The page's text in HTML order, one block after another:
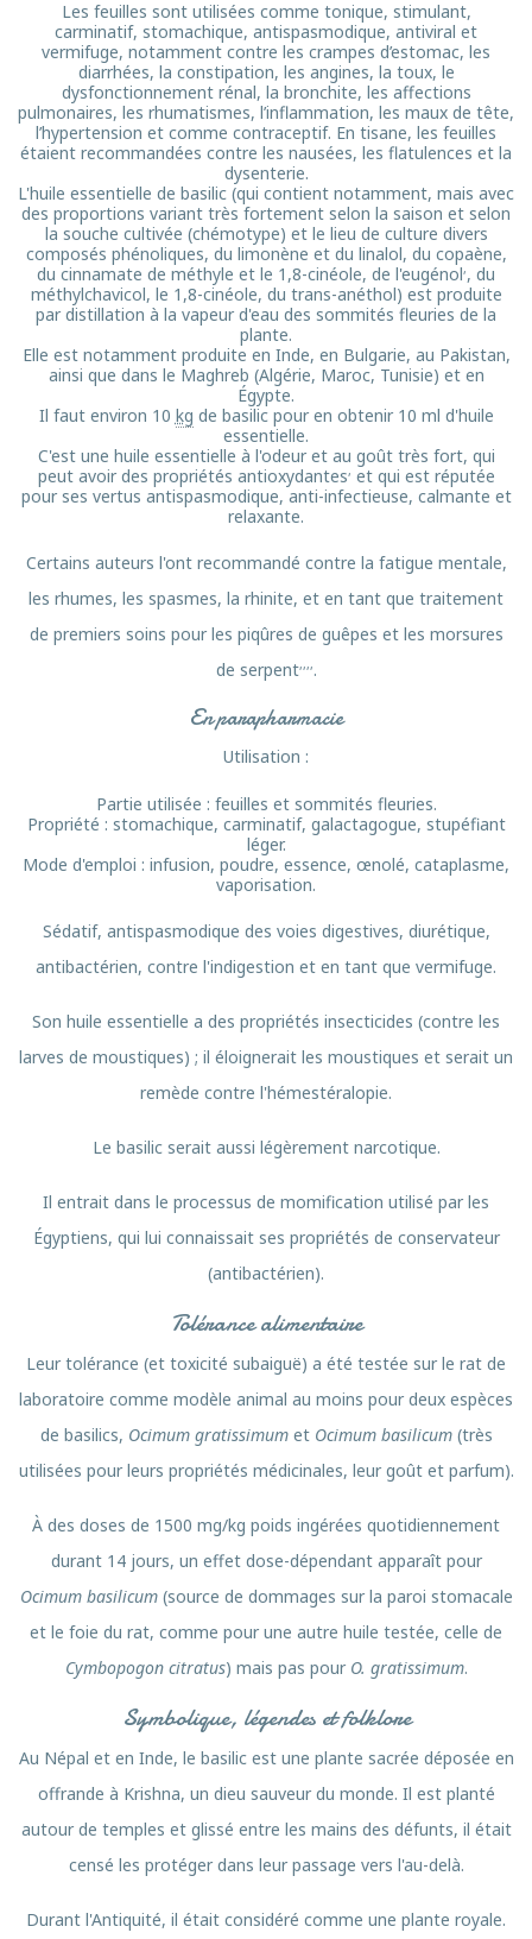
Les feuilles sont utilisées comme tonique, stimulant,
carminatif, stomachique, antispasmodique, antiviral et
vermifuge, notamment contre les crampes d’estomac, les
diarrhées, la constipation, les angines, la toux, le
dysfonctionnement rénal, la bronchite, les affections
pulmonaires, les rhumatismes, l’inflammation, les maux de tête,
l’hypertension et comme contraceptif. En tisane, les feuilles
étaient recommandées contre les nausées, les flatulences et la
dysenterie.
L'huile essentielle de basilic (qui contient notamment, mais avec
des proportions variant très fortement selon la saison et selon
la souche cultivée (chémotype) et le lieu de culture divers
composés phénoliques, du limonène et du linalol, du copaène,
du cinnamate de méthyle et le 1,8-cinéole, de l'eugénol,, du
méthylchavicol, le 1,8-cinéole, du trans-anéthol) est produite
par distillation à la vapeur d'eau des sommités fleuries de la
plante.
Elle est notamment produite en Inde, en Bulgarie, au Pakistan,
ainsi que dans le Maghreb (Algérie, Maroc, Tunisie) et en
Égypte.
Il faut environ 10 kg de basilic pour en obtenir 10 ml d'huile
essentielle.
C'est une huile essentielle à l'odeur et au goût très fort, qui
peut avoir des propriétés antioxydantes, et qui est réputée
pour ses vertus antispasmodique, anti-infectieuse, calmante et
relaxante.
Certains auteurs l'ont recommandé contre la fatigue mentale,
les rhumes, les spasmes, la rhinite, et en tant que traitement
de premiers soins pour les piqûres de guêpes et les morsures
de serpent,,,,.
En parapharmacie
Utilisation :
Partie utilisée : feuilles et sommités fleuries.
Propriété : stomachique, carminatif, galactagogue, stupéfiant
léger.
Mode d'emploi : infusion, poudre, essence, œnolé, cataplasme,
vaporisation.
Sédatif, antispasmodique des voies digestives, diurétique,
antibactérien, contre l'indigestion et en tant que vermifuge.
Son huile essentielle a des propriétés insecticides (contre les
larves de moustiques) ; il éloignerait les moustiques et serait un
remède contre l'hémestéralopie.
Le basilic serait aussi légèrement narcotique.
Il entrait dans le processus de momification utilisé par les
Égyptiens, qui lui connaissait ses propriétés de conservateur
(antibactérien).
Tolérance alimentaire
Leur tolérance (et toxicité subaiguë) a été testée sur le rat de
laboratoire comme modèle animal au moins pour deux espèces
de basilics, Ocimum gratissimum etOcimum basilicum(très
utilisées pour leurs propriétés médicinales, leur goût et parfum).
À des doses de 1500 mg/kg poids ingérées quotidiennement
durant 14 jours, un effet dose-dépendant apparaît pour
Ocimum basilicum(source de dommages sur la paroi stomacale
et le foie du rat, comme pour une autre huile testée, celle de
Cymbopogon citratus) mais pas pour O. gratissimum.
Symbolique, légendes et folklore
Au Népal et en Inde, le basilic est une plante sacrée déposée en
offrande à Krishna, un dieu sauveur du monde. Il est planté
autour de temples et glissé entre les mains des défunts, il était
censé les protéger dans leur passage vers l'au-delà.
Durant l'Antiquité, il était considéré comme une plante royale.